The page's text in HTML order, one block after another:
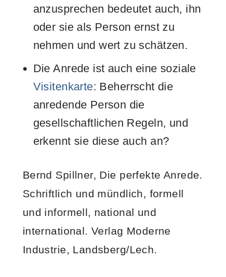
anzusprechen bedeutet auch, ihn
oder sie als Person ernst zu
nehmen und wert zu schätzen.
Die Anrede ist auch eine soziale
Visitenkarte: Beherrscht die
anredende Person die
gesellschaftlichen Regeln, und
erkennt sie diese auch an?
Bernd Spillner, Die perfekte Anrede.
Schriftlich und mündlich, formell
und informell, national und
international. Verlag Moderne
Industrie, Landsberg/Lech.